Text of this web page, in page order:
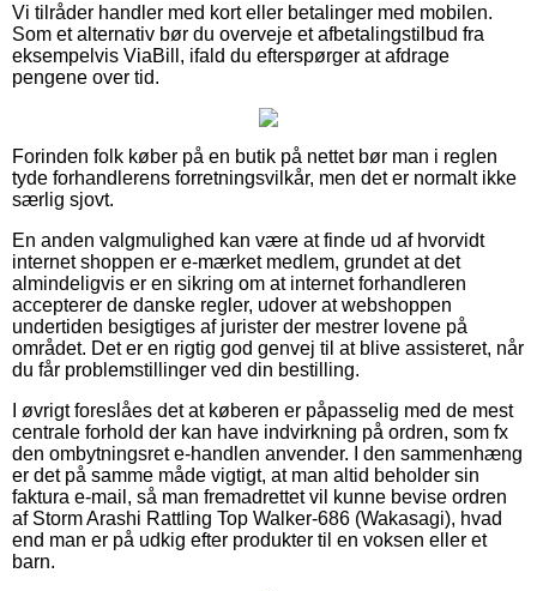
Vi tilråder handler med kort eller betalinger med mobilen.
Som et alternativ bør du overveje et afbetalingstilbud fra
eksempelvis ViaBill, ifald du efterspørger at afdrage
pengene over tid.
Forinden folk køber på en butik på nettet bør man i reglen
tyde forhandlerens forretningsvilkår, men det er normalt ikke
særlig sjovt.
En anden valgmulighed kan være at finde ud af hvorvidt
internet shoppen er e-mærket medlem, grundet at det
almindeligvis er en sikring om at internet forhandleren
accepterer de danske regler, udover at webshoppen
undertiden besigtiges af jurister der mestrer lovene på
området. Det er en rigtig god genvej til at blive assisteret, når
du får problemstillinger ved din bestilling.
I øvrigt foreslåes det at køberen er påpasselig med de mest
centrale forhold der kan have indvirkning på ordren, som fx
den ombytningsret e-handlen anvender. I den sammenhæng
er det på samme måde vigtigt, at man altid beholder sin
faktura e-mail, så man fremadrettet vil kunne bevise ordren
af Storm Arashi Rattling Top Walker-686 (Wakasagi), hvad
end man er på udkig efter produkter til en voksen eller et
barn.